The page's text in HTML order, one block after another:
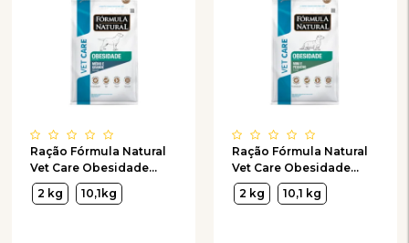
Ração Fórmula Natural
Vet Care Obesidade
para Cães de Porte
Médio e Grande
2 kg 10,1kg
Ração Fórmula Natural
Vet Care Obesidade
para Cães de Porte Mini
e Pequeno
2 kg 10,1 kg